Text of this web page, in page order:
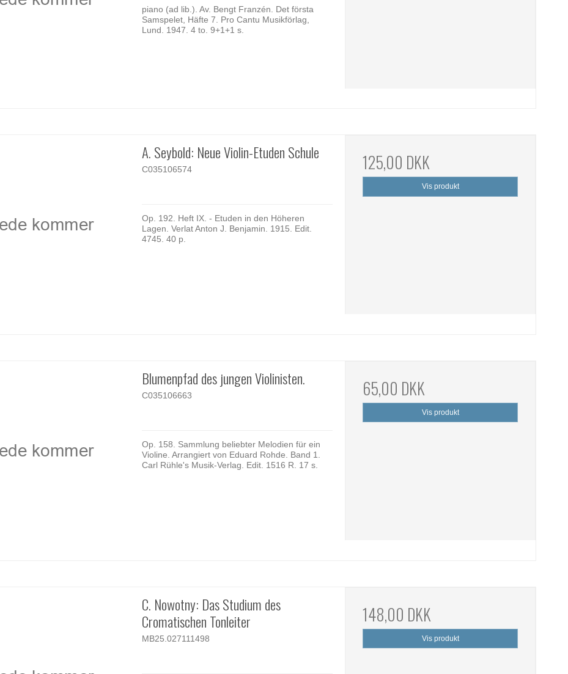
piano (ad lib.). Av. Bengt Franzén. Det första
Samspelet, Häfte 7. Pro Cantu Musikförlag,
Lund. 1947. 4 to. 9+1+1 s.
A. Seybold: Neue Violin-Etuden Schule
C035106574
Op. 192. Heft IX. - Etuden in den Höheren
Lagen. Verlat Anton J. Benjamin. 1915. Edit.
4745. 40 p.
125,00 DKK
Vis produkt
Blumenpfad des jungen Violinisten.
C035106663
Op. 158. Sammlung beliebter Melodien für ein
Violine. Arrangiert von Eduard Rohde. Band 1.
Carl Rühle's Musik-Verlag. Edit. 1516 R. 17 s.
65,00 DKK
Vis produkt
C. Nowotny: Das Studium des
Cromatischen Tonleiter
MB25.027111498
148,00 DKK
Vis produkt